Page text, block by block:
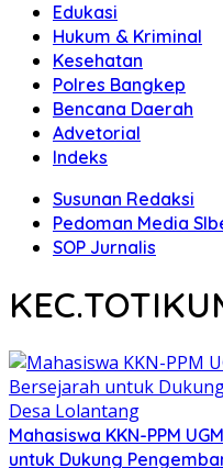
Edukasi
Hukum & Kriminal
Kesehatan
Polres Bangkep
Bencana Daerah
Advetorial
Indeks
Susunan Redaksi
Pedoman Media
SOP Jurnalis
Mahasiswa KKN-PPM
untuk Dukung